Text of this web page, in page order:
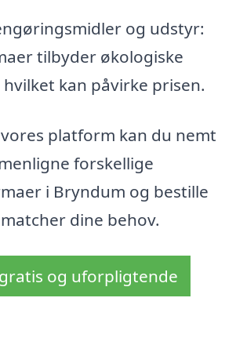
og udstyr:
tilbyder økologiske
kan påvirke prisen.
platform kan du nemt
forskellige
i Bryndum og bestille
dine behov.
og uforpligtende